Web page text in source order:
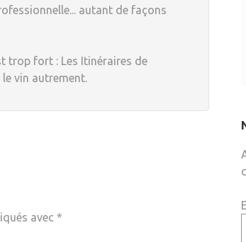
autant de façons
trop fort : Les Itinéraires de
vin autrement.
avec *